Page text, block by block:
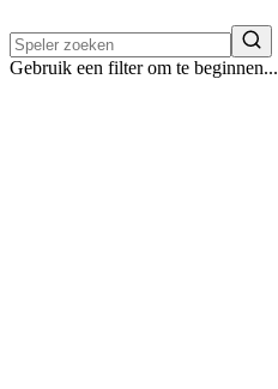
Gebruik een filter om te beginnen...